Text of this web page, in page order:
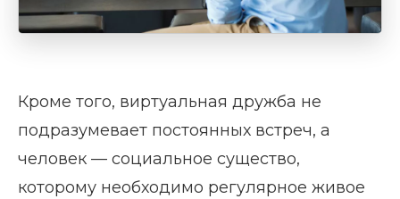
Кроме того, виртуальная дружба не
подразумевает постоянных встреч, а
человек — социальное существо,
которому необходимо регулярное живое